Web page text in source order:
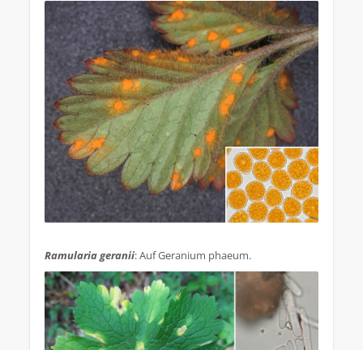
Ramularia geranii: Auf Geranium phaeum.